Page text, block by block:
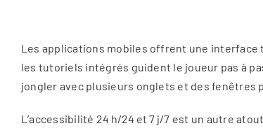
Les applications mobiles offrent une interface
les tutoriels intégrés guident le joueur pas à
jongler avec plusieurs onglets et des fenêtres
L’accessibilité 24 h/24 et 7 j/7 est un autre